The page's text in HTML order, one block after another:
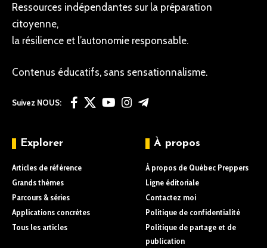
Ressources indépendantes sur la préparation
citoyenne,
la résilience et l’autonomie responsable.
Contenus éducatifs, sans sensationnalisme.
Suivez NOUS:
Explorer
Articles de référence
Grands thèmes
Parcours & séries
Applications concrètes
Tous les articles
À propos
À propos de Québec Preppers
Ligne éditoriale
Contactez moi
Politique de confidentialité
Politique de partage et de
publication